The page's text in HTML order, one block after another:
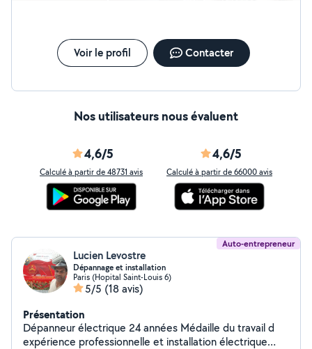
Voir le profil Contacter
Nos utilisateurs nous évaluent
4,6/5
Calculé à partir de 48731 avis
4,6/5
Calculé à partir de 66000 avis
Auto-entrepreneur
Lucien Levostre
Dépannage et installation
Paris (Hopital Saint-Louis 6)
5/5 (18 avis)
Présentation
Dépanneur électrique 24 années Médaille du travail d
expérience professionnelle et installation électrique